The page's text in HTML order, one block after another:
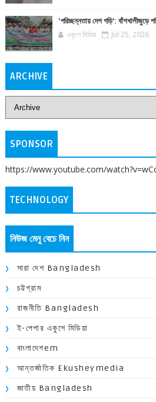
‘পরিচ্ছন্নতায় দেশ গড়ি’: বাঁশখালীজুড়ে
একুশে মিডিয়া Jul 25, 2026
ARCHIVE
SPONSOR
https://www.youtube.com/
TECHNOLOGY
নিউজ মেনু বেচে নিন
সারা দেশ Bangladesh
চট্টগ্রাম
রাজনীতি Bangladesh
ই-পেপার একুশে মিডিয়া
বাংলাদেশem
আন্তর্জাতিক Ekusheymedia
জাতীয় Bangladesh